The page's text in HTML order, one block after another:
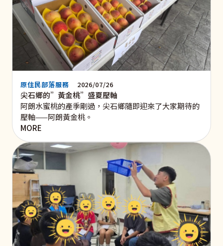
原住民部落服務 2026/07/26
尖石鄉的”黃金桃”盛夏壓軸
阿朗水蜜桃的產季剛過，尖石鄉隨即迎來了大家期待的
壓軸——阿朗黃金桃。
MORE